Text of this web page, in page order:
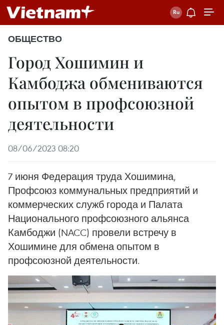
ОБЩЕСТВО
Город Хошимин и
Камбоджа обмениваются
опытом в профсоюзной
деятельности
08/06/2023 08:20
7 июня Федерация труда Хошимина,
Профсоюз коммунальных предприятий и
коммерческих служб города и Палата
Национального профсоюзного альянса
Камбоджи (NACC) провели встречу в
Хошимине для обмена опытом в
профсоюзной деятельности.